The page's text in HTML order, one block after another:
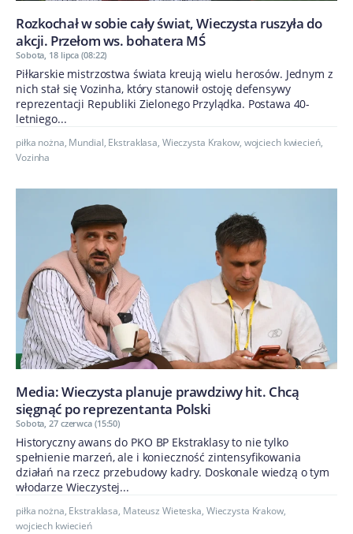
Rozkochał w sobie cały świat, Wieczysta ruszyła do
akcji. Przełom ws. bohatera MŚ
Sobota, 18 lipca (08:22)
Piłkarskie mistrzostwa świata kreują wielu herosów. Jednym z
nich stał się Vozinha, który stanowił ostoję defensywy
reprezentacji Republiki Zielonego Przylądka. Postawa 40-
letniego...
piłka nożna, Mundial, Ekstraklasa, Wieczysta Krakow, wojciech kwiecień,
Vozinha
Media: Wieczysta planuje prawdziwy hit. Chcą
sięgnąć po reprezentanta Polski
Sobota, 27 czerwca (15:50)
Historyczny awans do PKO BP Ekstraklasy to nie tylko
spełnienie marzeń, ale i konieczność zintensyfikowania
działań na rzecz przebudowy kadry. Doskonale wiedzą o tym
włodarze Wieczystej...
piłka nożna, Ekstraklasa, Mateusz Wieteska, Wieczysta Krakow,
wojciech kwiecień